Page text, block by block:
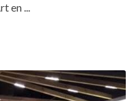
en ...